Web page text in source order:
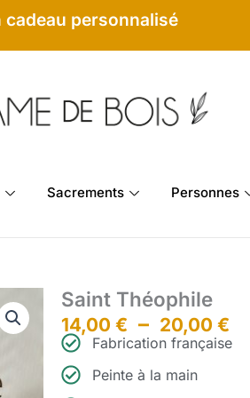
cadeau personnalisé
Sacrements Personnes
Saint Théophile
14,00 € – 20,00 €
Fabrication française
Peinte à la main